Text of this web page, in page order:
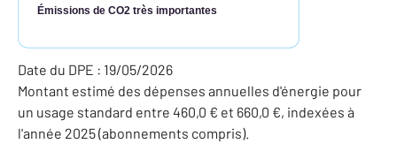
Émissions de CO2 très importantes
Date du DPE : 19/05/2026
Montant estimé des dépenses annuelles d'énergie pour
un usage standard entre 460,0 € et 660,0 €, indexées à
l'année 2025 (abonnements compris).